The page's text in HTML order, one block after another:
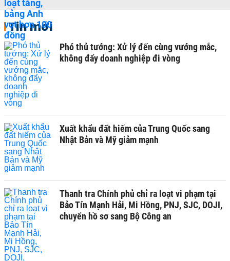
Tin mới
Phó thủ tướng: Xử lý đến cùng vướng mắc,
không đẩy doanh nghiệp đi vòng
Xuất khẩu đất hiếm của Trung Quốc sang
Nhật Bản và Mỹ giảm mạnh
Thanh tra Chính phủ chỉ ra loạt vi phạm tại
Bảo Tín Mạnh Hải, Mi Hồng, PNJ, SJC, DOJI,
chuyển hồ sơ sang Bộ Công an